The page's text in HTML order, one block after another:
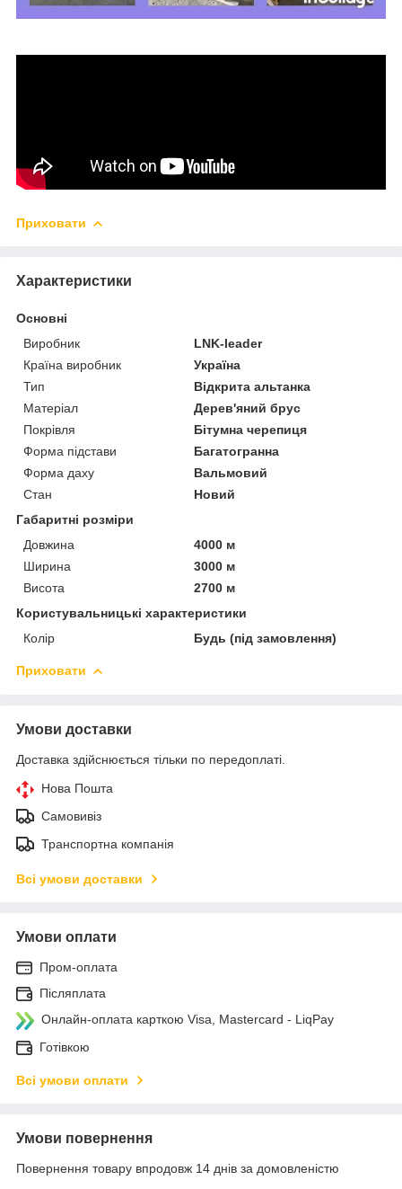
Приховати
Характеристики
Основні
Виробник
LNK-leader
Країна виробник
Україна
Тип
Відкрита альтанка
Матеріал
Дерев'яний брус
Покрівля
Бітумна черепиця
Форма підстави
Багатогранна
Форма даху
Вальмовий
Стан
Новий
Габаритні розміри
Довжина
4000 м
Ширина
3000 м
Висота
2700 м
Користувальницькі характеристики
Колір
Будь (під замовлення)
Приховати
Умови доставки
Доставка здійснюється тільки по передоплаті.
Нова Пошта
Самовивіз
Транспортна компанія
Всі умови доставки
Умови оплати
Пром-оплата
Післяплата
Онлайн-оплата карткою Visa, Mastercard - LiqPay
Готівкою
Всі умови оплати
Умови повернення
Повернення товару впродовж 14 днів за домовленістю